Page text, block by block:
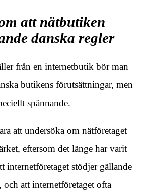
att nätbutiken
danska regler
från en internetbutik bör man
butikens förutsättningar, men
spännande.
att undersöka om nätföretaget
eftersom det länge har varit
internetföretaget stödjer gällande
att internetföretaget ofta